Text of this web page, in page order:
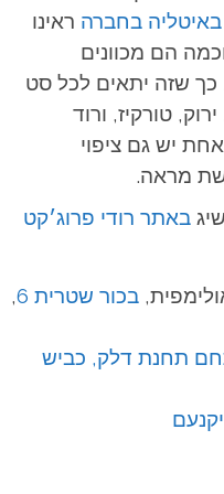
באיטליה בחברה ראינו
הם מכוונים
כך שזה יתאים לכל סט
טורקיז, ורוד
יש גם ציפוי
מראה.
באתר רודי פרוג׳קט
בכור שטרית 6
,
תחנת דלק, כביש